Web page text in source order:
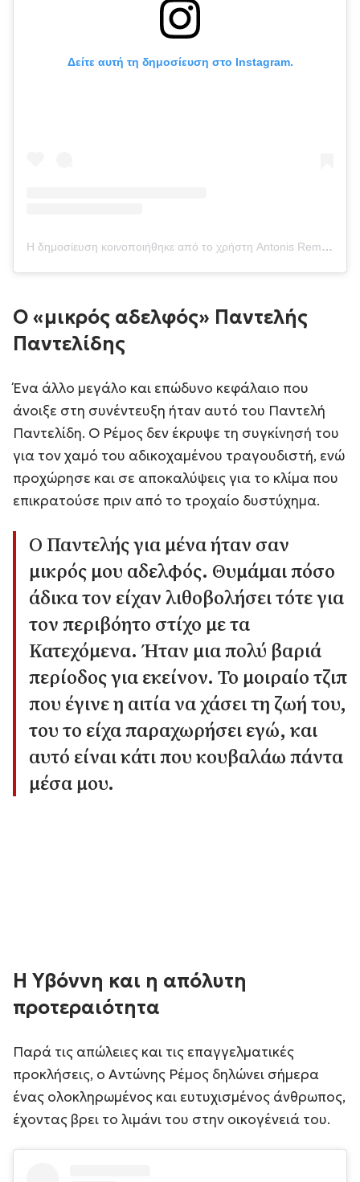
Δείτε αυτή τη δημοσίευση στο Instagram.
Η δημοσίευση κοινοποιήθηκε από το χρήστη Antonis Remos (@aremovic)
Ο «μικρός αδελφός» Παντελής
Παντελίδης
Ένα άλλο μεγάλο και επώδυνο κεφάλαιο που
άνοιξε στη συνέντευξη ήταν αυτό του Παντελή
Παντελίδη. Ο Ρέμος δεν έκρυψε τη συγκίνησή του
για τον χαμό του αδικοχαμένου τραγουδιστή, ενώ
προχώρησε και σε αποκαλύψεις για το κλίμα που
επικρατούσε πριν από το τροχαίο δυστύχημα.
Ο Παντελής για μένα ήταν σαν
μικρός μου αδελφός. Θυμάμαι πόσο
άδικα τον είχαν λιθοβολήσει τότε για
τον περιβόητο στίχο με τα
Κατεχόμενα. Ήταν μια πολύ βαριά
περίοδος για εκείνον. Το μοιραίο τζιπ
που έγινε η αιτία να χάσει τη ζωή του,
του το είχα παραχωρήσει εγώ, και
αυτό είναι κάτι που κουβαλάω πάντα
μέσα μου.
Η Υβόννη και η απόλυτη
προτεραιότητα
Παρά τις απώλειες και τις επαγγελματικές
προκλήσεις, ο Αντώνης Ρέμος δηλώνει σήμερα
ένας ολοκληρωμένος και ευτυχισμένος άνθρωπος,
έχοντας βρει το λιμάνι του στην οικογένειά του.